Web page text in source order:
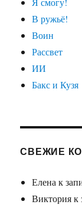
В ружьё!
Воин
Рассвет
ИИ
Бакс и Кузя
СВЕЖИЕ
Еленак
Викторияк